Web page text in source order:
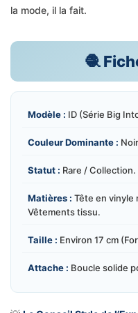
la mode, il la fait.
🧶
Modèle : ID (Série Big
Couleur Dominante :
Statut : Rare / Collection.
Matières : Tête en vinyle
Vêtements tissu.
Taille : Environ 17 cm
Attache : Boucle solide